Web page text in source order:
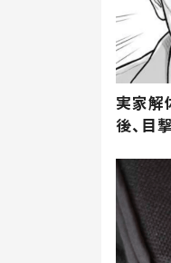
実家解
後、目